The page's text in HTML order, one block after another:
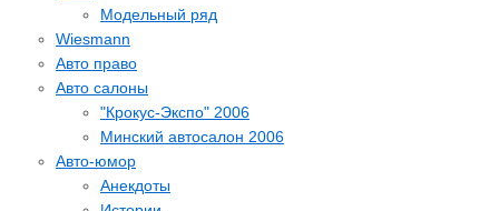
Модельный ряд
Wiesmann
Авто право
Авто салоны
"Крокус-Экспо" 2006
Минский автосалон 2006
Авто-юмор
Анекдоты